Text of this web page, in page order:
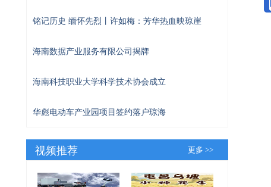
铭记历史 缅怀先烈丨许如梅：芳华热血映琼崖
海南数据产业服务有限公司揭牌
海南科技职业大学科学技术协会成立
华彪电动车产业园项目签约落户琼海
视频推荐 更多 >>